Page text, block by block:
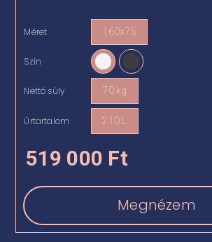
Méret 160x75
Szín
Nettó súly 70 kg
Űrtartalom 210 L
519 000 Ft
Megnézem